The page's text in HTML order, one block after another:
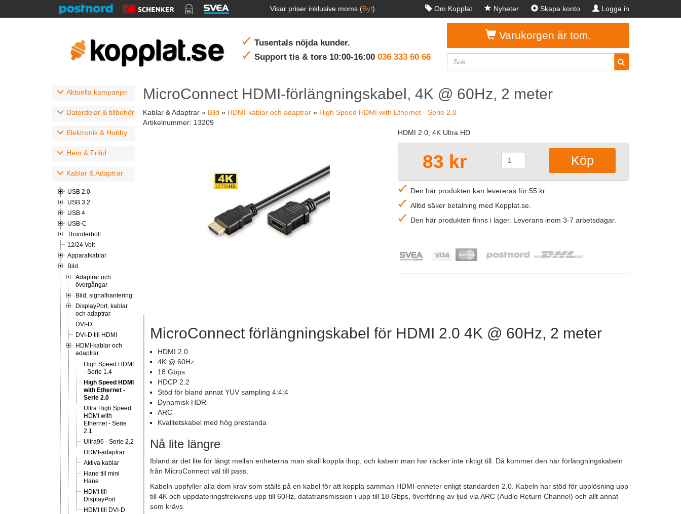
Visar priser inklusive moms (Byt) Om Kopplat Nyheter Skapa konto Logga in
Tusentals nöjda kunder.
Support tis & tors 10:00-16:00 036 333 60 66
Varukorgen är tom.
Aktuella kampanjer
Datordelar & tillbehör
Elektronik & Hobby
Hem & Fritid
Kablar & Adaptrar
USB 2.0
USB 3.2
USB 4
USB-C
Thunderbolt
12/24 Volt
Apparatkablar
Bild
Adaptrar och
övergångar
Bild, signalhantering
DisplayPort, kablar
och adaptrar
DVI-D
DVI-D till HDMI
HDMI-kablar och
adaptrar
High Speed HDMI
- Serie 1.4
High Speed HDMI
with Ethernet -
Serie 2.0
Ultra High Speed
HDMI with
Ethernet - Serie
2.1
Ultra96 - Serie 2.2
HDMI-adaptrar
Aktiva kablar
Hane till mini
Hane
HDMI till
DisplayPort
HDMI till DVI-D
MicroConnect HDMI-förlängningskabel, 4K @ 60Hz, 2 meter
Kablar & Adaptrar » Bild » HDMI-kablar och adaptrar » High Speed HDMI with Ethernet - Serie 2.0
Artikelnummer: 13209
HDMI 2.0, 4K Ultra HD
83 kr
Den här produkten kan levereras för 55 kr
Alltid säker betalning med Kopplat.se.
Den här produkten finns i lager. Leverans inom 3-7 arbetsdagar.
MicroConnect förlängningskabel för HDMI 2.0 4K @ 60Hz, 2 meter
HDMI 2.0
4K @ 60Hz
18 Gbps
HDCP 2.2
Stöd för bland annat YUV sampling 4:4:4
Dynamisk HDR
ARC
Kvalitetskabel med hög prestanda
Nå lite längre
Ibland är det lite för långt mellan enheterna man skall koppla ihop, och kabeln man har räcker inte riktigt till. Då kommer den här förlängningskabeln
från MicroConnect väl till pass.
Kabeln uppfyller alla dom krav som ställs på en kabel för att koppla samman HDMI-enheter enligt standarden 2.0. Kabeln har stöd för upplösning upp
till 4K och uppdateringsfrekvens upp till 60Hz, datatransmission i upp till 18 Gbps, överföring av ljud via ARC (Audio Return Channel) och allt annat
som krävs.